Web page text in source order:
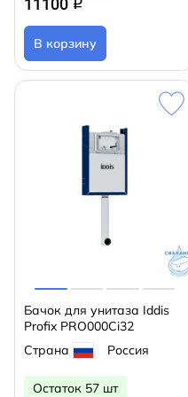
11100 q
В корзину
Бачок для унитаза Iddis
Profix PRO000Ci32
Страна
Россия
Остаток 57 шт